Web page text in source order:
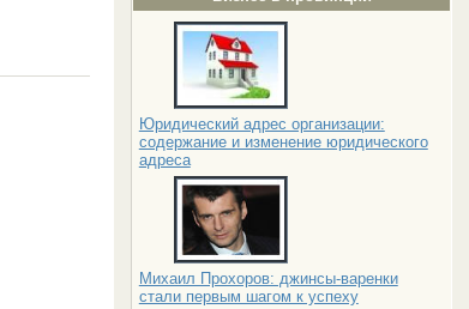
Юридический адрес организации:
содержание и изменение юридического
адреса
Михаил Прохоров: джинсы-варенки
стали первым шагом к успеху